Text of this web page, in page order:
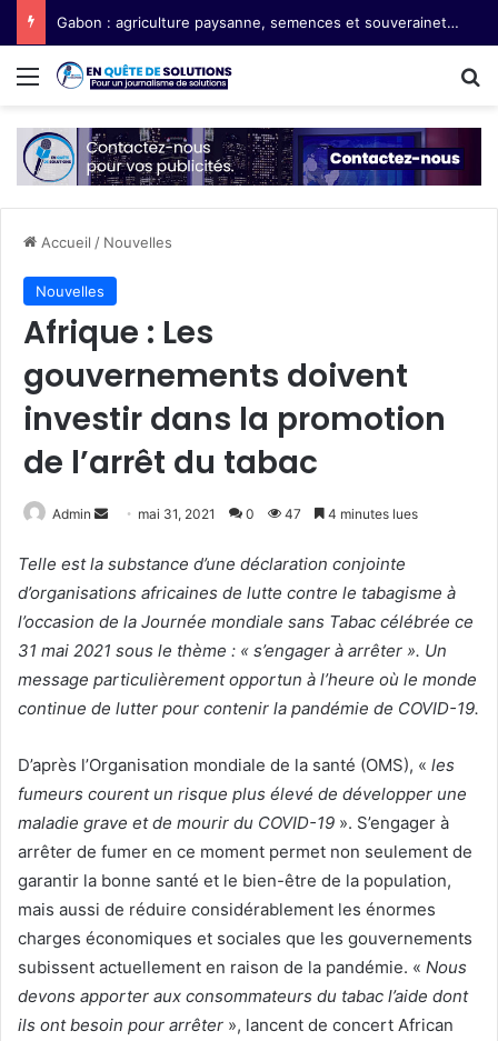
Gabon : agriculture paysanne, semences et souveraineté alimentaire
Menu
Accueil / Nouvelles
Nouvelles
Afrique : Les
gouvernements doivent
investir dans la promotion
de l’arrêt du tabac
Admin
v
o
y
e
r
o
r
r
i
e
l
mai 31, 2021 0 47 4 minutes lues
Telle est la substance d’une déclaration conjointe
d’organisations africaines de lutte contre le tabagisme à
l’occasion de la Journée mondiale sans Tabac célébrée ce
31 mai 2021 sous le thème : « s’engager à arrêter ». Un
message particulièrement opportun à l’heure où le monde
continue de lutter pour contenir la pandémie de COVID-19.
D’après l’Organisation mondiale de la santé (OMS), « les
fumeurs courent un risque plus élevé de développer une
maladie grave et de mourir du COVID-19 ». S’engager à
arrêter de fumer en ce moment permet non seulement de
garantir la bonne santé et le bien-être de la population,
mais aussi de réduire considérablement les énormes
charges économiques et sociales que les gouvernements
subissent actuellement en raison de la pandémie. « Nous
devons apporter aux consommateurs du tabac l’aide dont
ils ont besoin pour arrêter », lancent de concert African